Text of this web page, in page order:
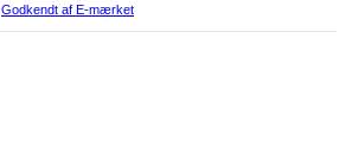
Godkendt af E-mærket